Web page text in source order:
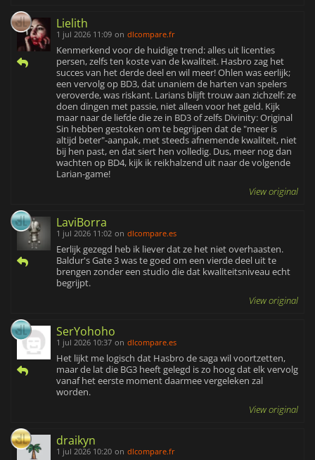
Lielith
1 jul 2026 11:09 on dlcompare.fr
Kenmerkend voor de huidige trend: alles uit licenties
persen, zelfs ten koste van de kwaliteit. Hasbro zag het
succes van het derde deel en wil meer! Ohlen was eerlijk;
een vervolg op BD3, dat unaniem de harten van spelers
veroverde, was riskant. Larians blijft trouw aan zichzelf: ze
doen dingen met passie, niet alleen voor het geld. Kijk
maar naar de liefde die ze in BD3 of zelfs Divinity: Original
Sin hebben gestoken om te begrijpen dat de "meer is
altijd beter"-aanpak, met steeds afnemende kwaliteit, niet
bij hen past, en dat siert hen volledig. Dus, meer nog dan
wachten op BD4, kijk ik reikhalzend uit naar de volgende
Larian-game!
View original
LaviBorra
1 jul 2026 11:02 on dlcompare.es
Eerlijk gezegd heb ik liever dat ze het niet overhaasten.
Baldur's Gate 3 was te goed om een vierde deel uit te
brengen zonder een studio die dat kwaliteitsniveau echt
begrijpt.
View original
SerYohoho
1 jul 2026 10:37 on dlcompare.es
Het lijkt me logisch dat Hasbro de saga wil voortzetten,
maar de lat die BG3 heeft gelegd is zo hoog dat elk vervolg
vanaf het eerste moment daarmee vergeleken zal
worden.
View original
draikyn
1 jul 2026 10:20 on dlcompare.fr